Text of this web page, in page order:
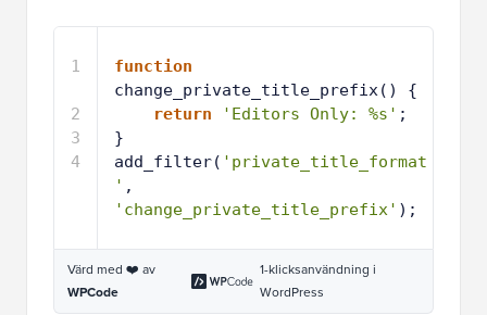
1
2
3
4
function
change_private_title_prefix() {
return
'Editors Only: %s' ;
}
add_filter( 'private_title_format
'
'change_private_title_prefix' );
Värd med ❤️ av
WPCode
1-klicksanvändning i
WordPress